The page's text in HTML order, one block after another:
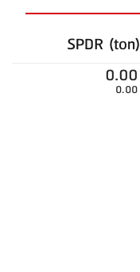
SPDR (ton)
0.00
0.00